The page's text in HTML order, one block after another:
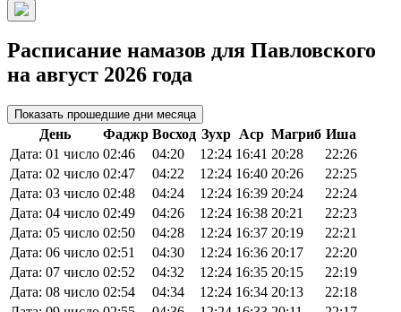
Расписание намазов для Павловского
на август 2026 года
Показать прошедшие дни месяца
День Фаджр Восход Зухр Аср Магриб Иша
Дата: 01 число 02:46 04:20 12:24 16:41 20:28
22:26
Дата: 02 число 02:47 04:22 12:24 16:40 20:26
22:25
Дата: 03 число 02:48 04:24 12:24 16:39 20:24
22:24
Дата: 04 число 02:49 04:26 12:24 16:38 20:21
22:23
Дата: 05 число 02:50 04:28 12:24 16:37 20:19
22:21
Дата: 06 число 02:51 04:30 12:24 16:36 20:17
22:20
Дата: 07 число 02:52 04:32 12:24 16:35 20:15
22:19
Дата: 08 число 02:54 04:34 12:24 16:34 20:13
22:18